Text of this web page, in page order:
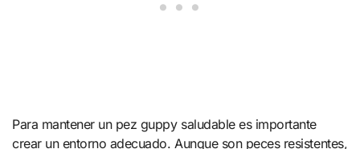
Para mantener un pez guppy saludable es importante
crear un entorno adecuado. Aunque son peces resistentes,